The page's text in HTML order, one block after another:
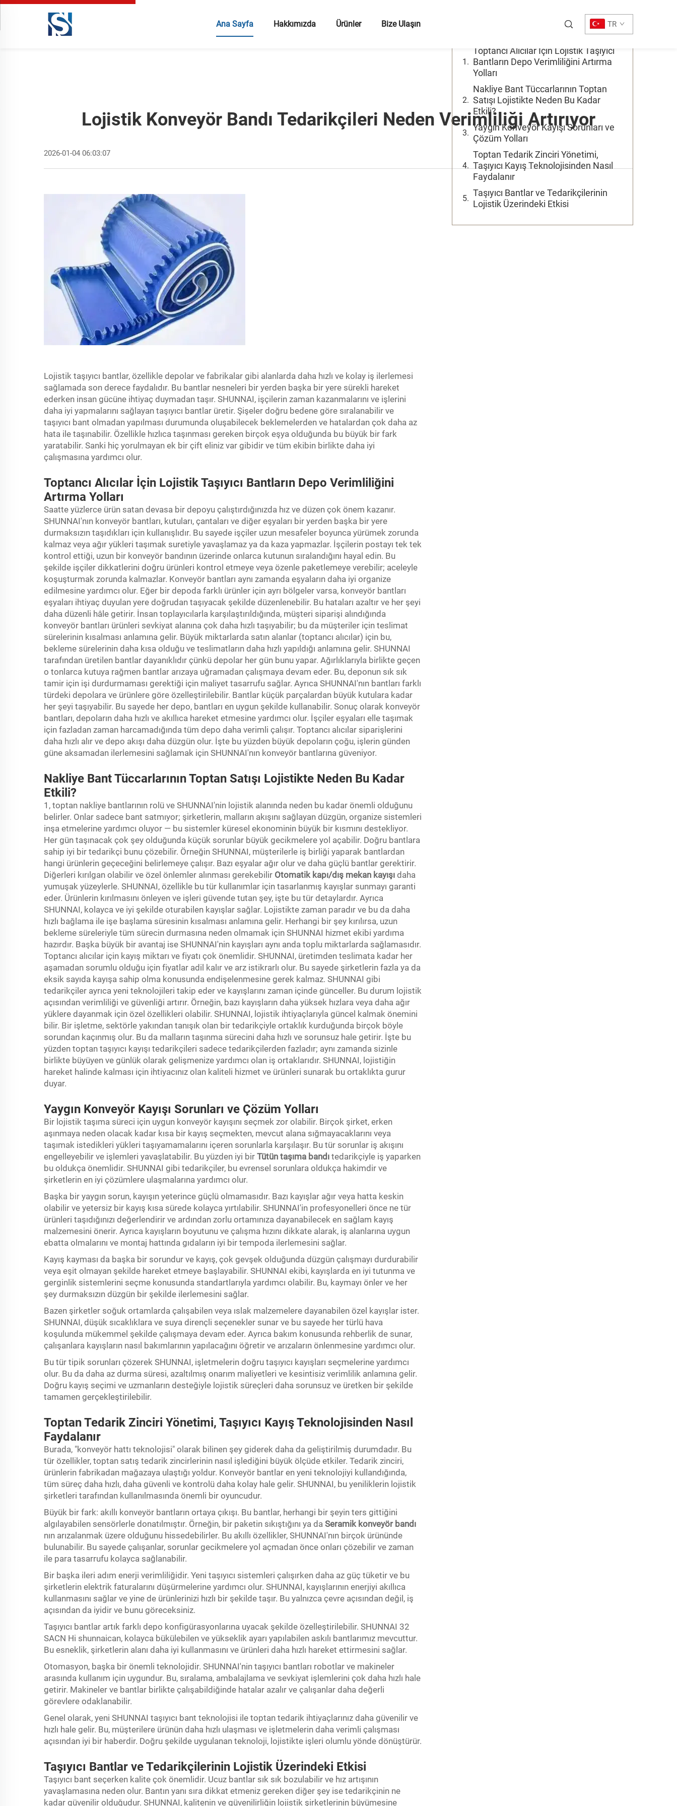
Ana Sayfa Hakkımızda Ürünler Bize Ulaşın TR
Lojistik Konveyör Bandı Tedarikçileri Neden Verimliliği Artırıyor
2026-01-04 06:03:07
Lojistik taşıyıcı bantlar, özellikle depolar ve fabrikalar gibi alanlarda daha hızlı ve kolay iş ilerlemesi
sağlamada son derece faydalıdır. Bu bantlar nesneleri bir yerden başka bir yere sürekli hareket
ederken insan gücüne ihtiyaç duymadan taşır. SHUNNAI, işçilerin zaman kazanmalarını ve işlerini
daha iyi yapmalarını sağlayan taşıyıcı bantlar üretir. Şişeler doğru bedene göre sıralanabilir ve
taşıyıcı bant olmadan yapılması durumunda oluşabilecek beklemelerden ve hatalardan çok daha az
hata ile taşınabilir. Özellikle hızlıca taşınması gereken birçok eşya olduğunda bu büyük bir fark
yaratabilir. Sanki hiç yorulmayan ek bir çift eliniz var gibidir ve tüm ekibin birlikte daha iyi
çalışmasına yardımcı olur.
Toptancı Alıcılar İçin Lojistik Taşıyıcı Bantların Depo Verimliliğini
Artırma Yolları
Saatte yüzlerce ürün satan devasa bir depoyu çalıştırdığınızda hız ve düzen çok önem kazanır.
SHUNNAI'nın konveyör bantları, kutuları, çantaları ve diğer eşyaları bir yerden başka bir yere
durmaksızın taşıdıkları için kullanışlıdır. Bu sayede işçiler uzun mesafeler boyunca yürümek zorunda
kalmaz veya ağır yükleri taşımak suretiyle yavaşlamaz ya da kaza yapmazlar. İşçilerin postayı tek tek
kontrol ettiği, uzun bir konveyör bandının üzerinde onlarca kutunun sıralandığını hayal edin. Bu
şekilde işçiler dikkatlerini doğru ürünleri kontrol etmeye veya özenle paketlemeye verebilir; aceleyle
koşuşturmak zorunda kalmazlar. Konveyör bantları aynı zamanda eşyaların daha iyi organize
edilmesine yardımcı olur. Eğer bir depoda farklı ürünler için ayrı bölgeler varsa, konveyör bantları
eşyaları ihtiyaç duyulan yere doğrudan taşıyacak şekilde düzenlenebilir. Bu hataları azaltır ve her şeyi
daha düzenli hâle getirir. İnsan toplayıcılarla karşılaştırıldığında, müşteri siparişi alındığında
konveyör bantları ürünleri sevkiyat alanına çok daha hızlı taşıyabilir; bu da müşteriler için teslimat
sürelerinin kısalması anlamına gelir. Büyük miktarlarda satın alanlar (toptancı alıcılar) için bu,
bekleme sürelerinin daha kısa olduğu ve teslimatların daha hızlı yapıldığı anlamına gelir. SHUNNAI
tarafından üretilen bantlar dayanıklıdır çünkü depolar her gün bunu yapar. Ağırlıklarıyla birlikte geçen
o tonlarca kutuya rağmen bantlar arızaya uğramadan çalışmaya devam eder. Bu, deponun sık sık
tamir için işi durdurmaması gerektiği için maliyet tasarrufu sağlar. Ayrıca SHUNNAI'nın bantları farklı
türdeki depolara ve ürünlere göre özelleştirilebilir. Bantlar küçük parçalardan büyük kutulara kadar
her şeyi taşıyabilir. Bu sayede her depo, bantları en uygun şekilde kullanabilir. Sonuç olarak konveyör
bantları, depoların daha hızlı ve akıllıca hareket etmesine yardımcı olur. İşçiler eşyaları elle taşımak
için fazladan zaman harcamadığında tüm depo daha verimli çalışır. Toptancı alıcılar siparişlerini
daha hızlı alır ve depo akışı daha düzgün olur. İşte bu yüzden büyük depoların çoğu, işlerin günden
güne aksamadan ilerlemesini sağlamak için SHUNNAI'nın konveyör bantlarına güveniyor.
Nakliye Bant Tüccarlarının Toptan Satışı Lojistikte Neden Bu Kadar
Etkili?
1, toptan nakliye bantlarının rolü ve SHUNNAI'nin lojistik alanında neden bu kadar önemli olduğunu
belirler. Onlar sadece bant satmıyor; şirketlerin, malların akışını sağlayan düzgün, organize sistemleri
inşa etmelerine yardımcı oluyor — bu sistemler küresel ekonominin büyük bir kısmını destekliyor.
Her gün taşınacak çok şey olduğunda küçük sorunlar büyük gecikmelere yol açabilir. Doğru bantlara
sahip iyi bir tedarikçi bunu çözebilir. Örneğin SHUNNAI, müşterilerle iş birliği yaparak bantlardan
hangi ürünlerin geçeceğini belirlemeye çalışır. Bazı eşyalar ağır olur ve daha güçlü bantlar gerektirir.
Diğerleri kırılgan olabilir ve özel önlemler alınması gerekebilir Otomatik kapı/dış mekan kayışı daha
yumuşak yüzeylerle. SHUNNAI, özellikle bu tür kullanımlar için tasarlanmış kayışlar sunmayı garanti
eder. Ürünlerin kırılmasını önleyen ve işleri güvende tutan şey, işte bu tür detaylardır. Ayrıca
SHUNNAI, kolayca ve iyi şekilde oturabilen kayışlar sağlar. Lojistikte zaman paradır ve bu da daha
hızlı bağlama ile işe başlama süresinin kısalması anlamına gelir. Herhangi bir şey kırılırsa, uzun
bekleme süreleriyle tüm sürecin durmasına neden olmamak için SHUNNAI hizmet ekibi yardıma
hazırdır. Başka büyük bir avantaj ise SHUNNAI'nin kayışları aynı anda toplu miktarlarda sağlamasıdır.
Toptancı alıcılar için kayış miktarı ve fiyatı çok önemlidir. SHUNNAI, üretimden teslimata kadar her
aşamadan sorumlu olduğu için fiyatlar adil kalır ve arz istikrarlı olur. Bu sayede şirketlerin fazla ya da
eksik sayıda kayışa sahip olma konusunda endişelenmesine gerek kalmaz. SHUNNAI gibi
tedarikçiler ayrıca yeni teknolojileri takip eder ve kayışlarını zaman içinde günceller. Bu durum lojistik
açısından verimliliği ve güvenliği artırır. Örneğin, bazı kayışların daha yüksek hızlara veya daha ağır
yüklere dayanmak için özel özellikleri olabilir. SHUNNAI, lojistik ihtiyaçlarıyla güncel kalmak önemini
bilir. Bir işletme, sektörle yakından tanışık olan bir tedarikçiyle ortaklık kurduğunda birçok böyle
sorundan kaçınmış olur. Bu da malların taşınma sürecini daha hızlı ve sorunsuz hale getirir. İşte bu
yüzden toptan taşıyıcı kayışı tedarikçileri sadece tedarikçilerden fazladır; aynı zamanda sizinle
birlikte büyüyen ve günlük olarak gelişmenize yardımcı olan iş ortaklarıdır. SHUNNAI, lojistiğin
hareket halinde kalması için ihtiyacınız olan kaliteli hizmet ve ürünleri sunarak bu ortaklıkta gurur
duyar.
Yaygın Konveyör Kayışı Sorunları ve Çözüm Yolları
Bir lojistik taşıma süreci için uygun konveyör kayışını seçmek zor olabilir. Birçok şirket, erken
aşınmaya neden olacak kadar kısa bir kayış seçmekten, mevcut alana sığmayacaklarını veya
taşımak istedikleri yükleri taşıyamamalarını içeren sorunlarla karşılaşır. Bu tür sorunlar iş akışını
engelleyebilir ve işlemleri yavaşlatabilir. Bu yüzden iyi bir Tütün taşıma bandı tedarikçiyle iş yaparken
bu oldukça önemlidir. SHUNNAI gibi tedarikçiler, bu evrensel sorunlara oldukça hakimdir ve
şirketlerin en iyi çözümlere ulaşmalarına yardımcı olur.
Başka bir yaygın sorun, kayışın yeterince güçlü olmamasıdır. Bazı kayışlar ağır veya hatta keskin
olabilir ve yetersiz bir kayış kısa sürede kolayca yırtılabilir. SHUNNAI'in profesyonelleri önce ne tür
ürünleri taşıdığınızı değerlendirir ve ardından zorlu ortamınıza dayanabilecek en sağlam kayış
malzemesini önerir. Ayrıca kayışların boyutunu ve çalışma hızını dikkate alarak, iş alanlarına uygun
ebatta olmalarını ve montaj hattında gıdaların iyi bir tempoda ilerlemesini sağlar.
Kayış kayması da başka bir sorundur ve kayış, çok gevşek olduğunda düzgün çalışmayı durdurabilir
veya eşit olmayan şekilde hareket etmeye başlayabilir. SHUNNAI ekibi, kayışlarda en iyi tutunma ve
gerginlik sistemlerini seçme konusunda standartlarıyla yardımcı olabilir. Bu, kaymayı önler ve her
şey durmaksızın düzgün bir şekilde ilerlemesini sağlar.
Bazen şirketler soğuk ortamlarda çalışabilen veya ıslak malzemelere dayanabilen özel kayışlar ister.
SHUNNAI, düşük sıcaklıklara ve suya dirençli seçenekler sunar ve bu sayede her türlü hava
koşulunda mükemmel şekilde çalışmaya devam eder. Ayrıca bakım konusunda rehberlik de sunar,
çalışanlara kayışların nasıl bakımlarının yapılacağını öğretir ve arızaların önlenmesine yardımcı olur.
Bu tür tipik sorunları çözerek SHUNNAI, işletmelerin doğru taşıyıcı kayışları seçmelerine yardımcı
olur. Bu da daha az durma süresi, azaltılmış onarım maliyetleri ve kesintisiz verimlilik anlamına gelir.
Doğru kayış seçimi ve uzmanların desteğiyle lojistik süreçleri daha sorunsuz ve üretken bir şekilde
tamamen gerçekleştirilebilir.
Toptan Tedarik Zinciri Yönetimi, Taşıyıcı Kayış Teknolojisinden Nasıl
Faydalanır
Burada, "konveyör hattı teknolojisi" olarak bilinen şey giderek daha da geliştirilmiş durumdadır. Bu
tür özellikler, toptan satış tedarik zincirlerinin nasıl işlediğini büyük ölçüde etkiler. Tedarik zinciri,
ürünlerin fabrikadan mağazaya ulaştığı yoldur. Konveyör bantlar en yeni teknolojiyi kullandığında,
tüm süreç daha hızlı, daha güvenli ve kontrolü daha kolay hale gelir. SHUNNAI, bu yeniliklerin lojistik
şirketleri tarafından kullanılmasında önemli bir oyuncudur.
Büyük bir fark: akıllı konveyör bantların ortaya çıkışı. Bu bantlar, herhangi bir şeyin ters gittiğini
algılayabilen sensörlerle donatılmıştır. Örneğin, bir paketin sıkıştığını ya da Seramik konveyör bandı
nın arızalanmak üzere olduğunu hissedebilirler. Bu akıllı özellikler, SHUNNAI'nın birçok ürününde
bulunabilir. Bu sayede çalışanlar, sorunlar gecikmelere yol açmadan önce onları çözebilir ve zaman
ile para tasarrufu kolayca sağlanabilir.
Bir başka ileri adım enerji verimliliğidir. Yeni taşıyıcı sistemleri çalışırken daha az güç tüketir ve bu
şirketlerin elektrik faturalarını düşürmelerine yardımcı olur. SHUNNAI, kayışlarının enerjiyi akıllıca
kullanmasını sağlar ve yine de ürünlerinizi hızlı bir şekilde taşır. Bu yalnızca çevre açısından değil, iş
açısından da iyidir ve bunu göreceksiniz.
Taşıyıcı bantlar artık farklı depo konfigürasyonlarına uyacak şekilde özelleştirilebilir. SHUNNAI 32
SACN Hi shunnaican, kolayca bükülebilen ve yükseklik ayarı yapılabilen askılı bantlarımız mevcuttur.
Bu esneklik, şirketlerin alanı daha iyi kullanmasını ve ürünleri daha hızlı hareket ettirmesini sağlar.
Otomasyon, başka bir önemli teknolojidir. SHUNNAI'nin taşıyıcı bantları robotlar ve makineler
arasında kullanım için uygundur. Bu, sıralama, ambalajlama ve sevkiyat işlemlerini çok daha hızlı hale
getirir. Makineler ve bantlar birlikte çalışabildiğinde hatalar azalır ve çalışanlar daha değerli
görevlere odaklanabilir.
Genel olarak, yeni SHUNNAI taşıyıcı bant teknolojisi ile toptan tedarik ihtiyaçlarınız daha güvenilir ve
hızlı hale gelir. Bu, müşterilere ürünün daha hızlı ulaşması ve işletmelerin daha verimli çalışması
açısından iyi bir haberdir. Doğru şekilde uygulanan teknoloji, lojistikte işleri olumlu yönde dönüştürür.
Taşıyıcı Bantlar ve Tedarikçilerinin Lojistik Üzerindeki Etkisi
Taşıyıcı bant seçerken kalite çok önemlidir. Ucuz bantlar sık sık bozulabilir ve hız artışının
yavaşlamasına neden olur. Bantın yanı sıra dikkat etmeniz gereken diğer şey ise tedarikçinin ne
kadar güvenilir olduğudur. SHUNNAI, kalitenin ve güvenilirliğin lojistik şirketlerinin büyümesine
Toptancı Alıcılar İçin Lojistik Taşıyıcı
Bantların Depo Verimliliğini Artırma
Yolları
Nakliye Bant Tüccarlarının Toptan
Satışı Lojistikte Neden Bu Kadar
Etkili?
Yaygın Konveyör Kayışı Sorunları ve
Çözüm Yolları
Toptan Tedarik Zinciri Yönetimi,
Taşıyıcı Kayış Teknolojisinden Nasıl
Faydalanır
Taşıyıcı Bantlar ve Tedarikçilerinin
Lojistik Üzerindeki Etkisi